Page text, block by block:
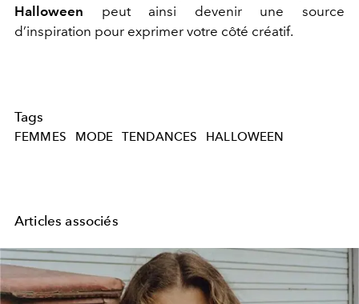
Halloween peut ainsi devenir une source
d’inspiration pour exprimer votre côté créatif.
Tags
FEMMES MODE TENDANCES HALLOWEEN
Articles associés